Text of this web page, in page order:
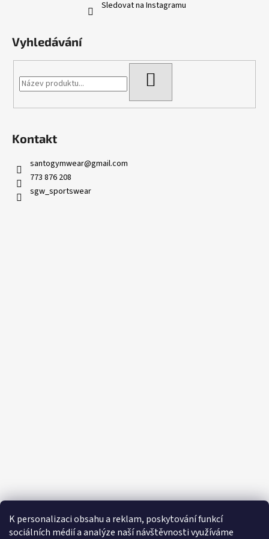
K personalizaci obsahu a reklam, poskytování funkcí
sociálních médií a analýze naší návštěvnosti využíváme
Sledovat na Instagramu
Vyhledávání
Kontakt
santogymwear@gmail.com
773 876 208
sgw_sportswear